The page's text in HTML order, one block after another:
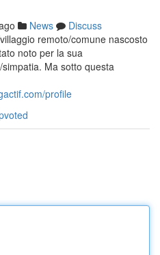
News
Discuss
remoto/comune nascosto
noto per la sua
Ma sotto questa
profile